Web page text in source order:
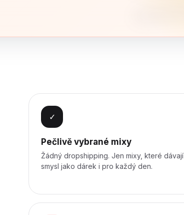
✓
Pečlivě vybrané mixy
Žádný dropshipping. Jen mixy, které dávají
smysl jako dárek i pro každý den.